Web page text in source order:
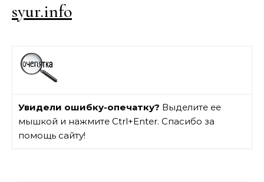
syur.info
Увидели ошибку-опечатку? Выделите ее
мышкой и нажмите Ctrl+Enter. Спасибо за
помощь сайту!